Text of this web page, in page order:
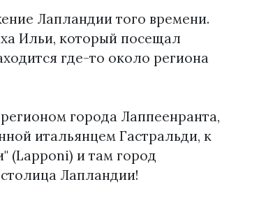
Лапландии того времени.
Ильи, который посещал
где-то около региона
города Лаппеенранта,
итальянцем Гастральди, к
(Lapponi) и там город
Лапландии!